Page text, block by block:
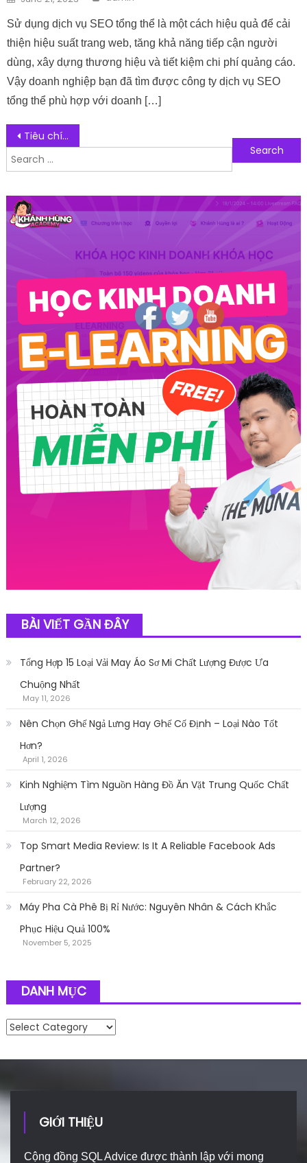
Sử dụng dịch vụ SEO tổng thể là một cách hiệu quả để cải
thiện hiệu suất trang web, tăng khả năng tiếp cận người
dùng, xây dựng thương hiệu và tiết kiệm chi phí quảng cáo.
Vậy doanh nghiệp bạn đã tìm được công ty dịch vụ SEO
tổng thể phù hợp với doanh […]
Post navigation
Tiêu chí lựa chọn nhà cung cấp Hosting chất lượng, uy tín
Search for:
BÀI VIẾT GẦN ĐÂY
Tổng Hợp 15 Loại Vải May Áo Sơ Mi Chất Lượng Được Ưa
Chuộng Nhất
May 11, 2026
Nên Chọn Ghế Ngả Lưng Hay Ghế Cố Định – Loại Nào Tốt
Hơn?
April 1, 2026
Kinh Nghiệm Tìm Nguồn Hàng Đồ Ăn Vặt Trung Quốc Chất
Lượng
March 12, 2026
Top Smart Media Review: Is It A Reliable Facebook Ads
Partner?
February 22, 2026
Máy Pha Cà Phê Bị Rỉ Nước: Nguyên Nhân & Cách Khắc
Phục Hiệu Quả 100%
November 5, 2025
DANH MỤC
Danh mục
GIỚI THIỆU
Cộng đồng SQL Advice được thành lập với mong